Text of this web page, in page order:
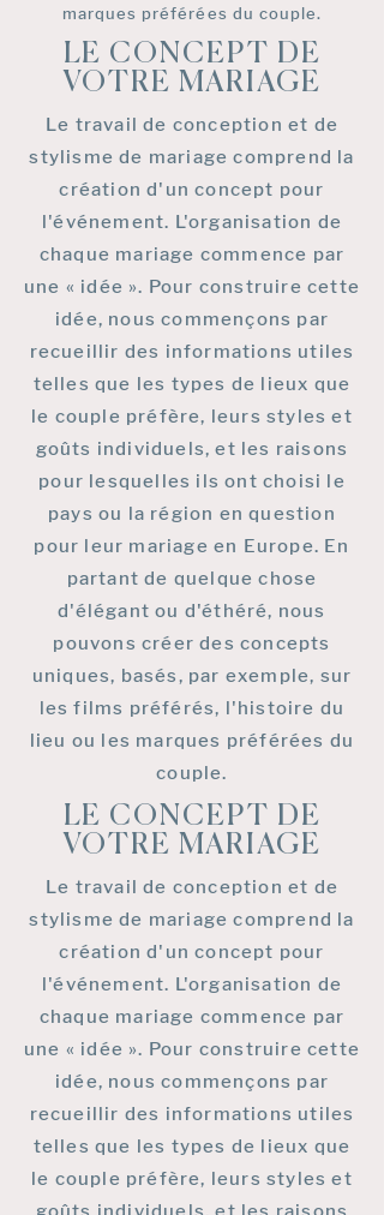
marques préférées du couple.
LE CONCEPT DE
VOTRE MARIAGE
Le travail de conception et de
stylisme de mariage comprend la
création d'un concept pour
l'événement. L'organisation de
chaque mariage commence par
une « idée ». Pour construire cette
idée, nous commençons par
recueillir des informations utiles
telles que les types de lieux que
le couple préfère, leurs styles et
goûts individuels, et les raisons
pour lesquelles ils ont choisi le
pays ou la région en question
pour leur mariage en Europe. En
partant de quelque chose
d'élégant ou d'éthéré, nous
pouvons créer des concepts
uniques, basés, par exemple, sur
les films préférés, l'histoire du
lieu ou les marques préférées du
couple.
LE CONCEPT DE
VOTRE MARIAGE
Le travail de conception et de
stylisme de mariage comprend la
création d'un concept pour
l'événement. L'organisation de
chaque mariage commence par
une « idée ». Pour construire cette
idée, nous commençons par
recueillir des informations utiles
telles que les types de lieux que
le couple préfère, leurs styles et